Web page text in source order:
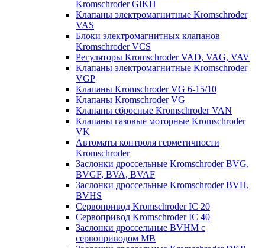
Kromschroder GIKH
Клапаны электромагнитные Kromschroder
VAS
Блоки электромагнитных клапанов
Kromschroder VCS
Регуляторы Kromschroder VAD, VAG, VAV
Клапаны электромагнитные Kromschroder
VGP
Клапаны Kromschroder VG 6-15/10
Клапаны Kromschroder VG
Клапаны сбросные Kromschroder VAN
Клапаны газовые моторные Kromschroder
VK
Автоматы контроля герметичности
Kromschroder
Заслонки дроссельные Kromschroder BVG,
BVGF, BVA, BVAF
Заслонки дроссельные Kromschroder BVH,
BVHS
Сервопривод Kromschroder IC 20
Сервопривод Kromschroder IC 40
Заслонки дроссельные BVHM с
сервоприводом МВ